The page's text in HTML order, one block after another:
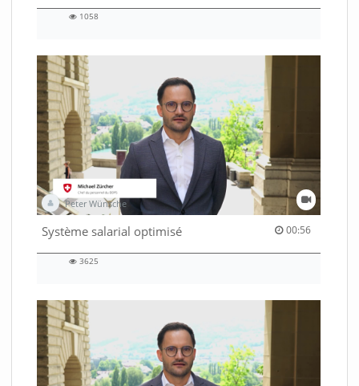
1058
Peter Wünsche
Système salarial optimisé 00:56
00:56 duration
3625